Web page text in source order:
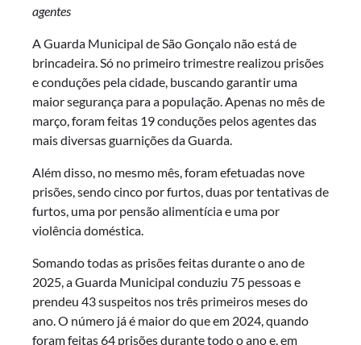
agentes
A Guarda Municipal de São Gonçalo não está de
brincadeira. Só no primeiro trimestre realizou prisões
e conduções pela cidade, buscando garantir uma
maior segurança para a população. Apenas no mês de
março, foram feitas 19 conduções pelos agentes das
mais diversas guarnições da Guarda.
Além disso, no mesmo mês, foram efetuadas nove
prisões, sendo cinco por furtos, duas por tentativas de
furtos, uma por pensão alimentícia e uma por
violência doméstica.
Somando todas as prisões feitas durante o ano de
2025, a Guarda Municipal conduziu 75 pessoas e
prendeu 43 suspeitos nos três primeiros meses do
ano. O número já é maior do que em 2024, quando
foram feitas 64 prisões durante todo o ano e, em